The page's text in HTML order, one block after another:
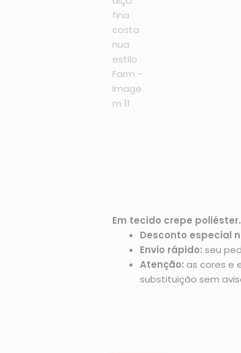
Em tecido crepe poliéster.
Desconto especial
Envio rápido: seu
Atenção: as cores e
substituição sem